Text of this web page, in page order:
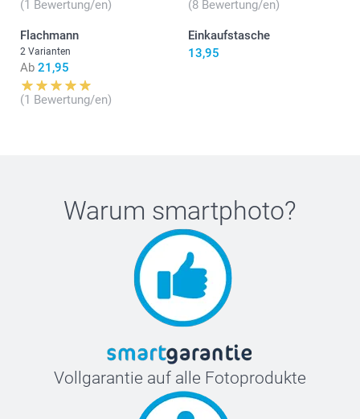
(1 Bewertung/en) (8 Bewertung/en)
Flachmann
2 Varianten
Ab 21,95
(1 Bewertung/en)
Einkaufstasche
13,95
Warum smartphoto?
Vollgarantie auf alle Fotoprodukte